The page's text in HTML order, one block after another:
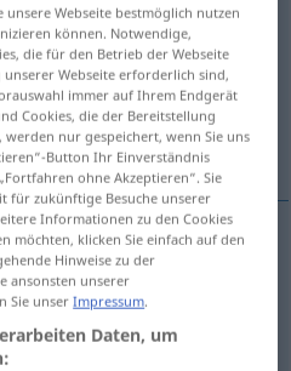
anklicken/antippen)
pigheaded
FIG
FIG
Webseite bestmöglich nutzen
können. Notwendige,
die für den Betrieb der Webseite
Webseite erforderlich sind,
immer auf Ihrem Endgerät
Cookies, die der Bereitstellung
nur gespeichert, wenn Sie uns
Button Ihr Einverständnis
ohne Akzeptieren“. Sie
für zukünftige Besuche unserer
Informationen zu den Cookies
möchten, klicken Sie einfach auf den
Hinweise zu der
ansonsten unserer
Sie unserImpressum.
Daten, um